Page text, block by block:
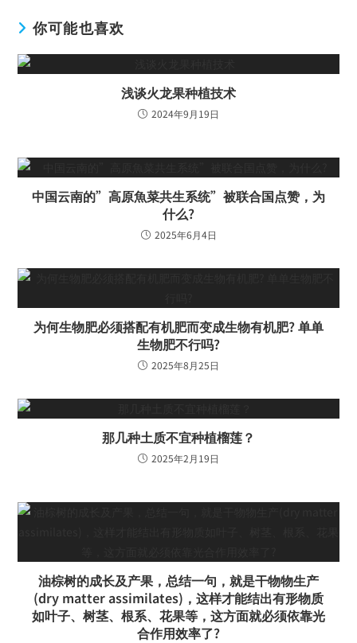
你可能也喜欢
浅谈火龙果种植技术
2024年9月19日
中国云南的”高原魚菜共生系统”被联合国点赞，为
什么?
2025年6月4日
为何生物肥必须搭配有机肥而变成生物有机肥? 单单
生物肥不行吗?
2025年8月25日
那几种土质不宜种植榴莲？
2025年2月19日
油棕树的成长及产果，总结一句，就是干物物生产
(dry matter assimilates)，这样才能结出有形物质
如叶子、树茎、根系、花果等，这方面就必须依靠光
合作用效率了?